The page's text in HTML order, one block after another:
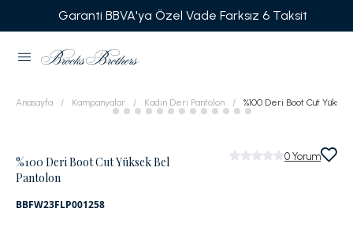
Garanti BBVA'ya Özel Vade Farksız 6 Taksit
Anasayfa Kampanyalar Kadın Deri Pantolon %100 Deri Boot Cut
%100 Deri Boot Cut Yüksek Bel
Pantolon
BBFW23FLP001258
0 Yorum